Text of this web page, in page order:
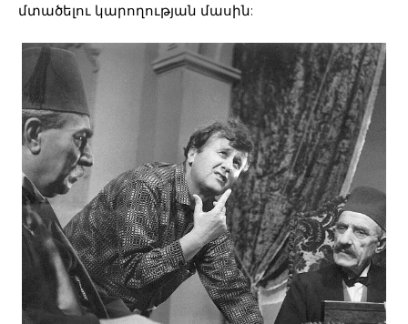
մտածելու կարողության մասին: